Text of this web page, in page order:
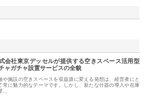
会社東京デッセルが提供する空きスペース活用型
ャガチャ設置サービスの全貌
や施設の空きスペースを収益源に変える発想は、経営者にと
常に魅力的なテーマです。しかし、新たな什器の導入や在庫
…